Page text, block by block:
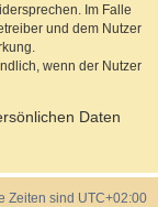
Im Falle
und dem Nutzer
wenn der Nutzer
Daten
Zeiten sind UTC+02:00